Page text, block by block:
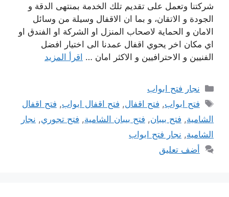
شركتنا وتعمل على تقديم تلك الخدمة بمنتهى الدقة و
الجودة و الاتقان، و بما ان الاقفال وسيلة من وسائل
الامان و الحماية لاصحاب المنزل او الشركة او الفندق او
اي مكان اخر يحوي اقفال عمدنا الى اختيار افضل
الفنيين و الاحترافيين و الاكثر امان … اقرأ المزيد
التصنيفات
نجار فتح ابواب
الوسوم
فتح ابواب, فتح اقفال, فتح اقفال ابواب, فتح اقفال
الشامية, فتح بيبان, فتح بيبان الشامية, فتح تجوري, نجار
الشامية, نجار فتح ابواب
أضف تعليق